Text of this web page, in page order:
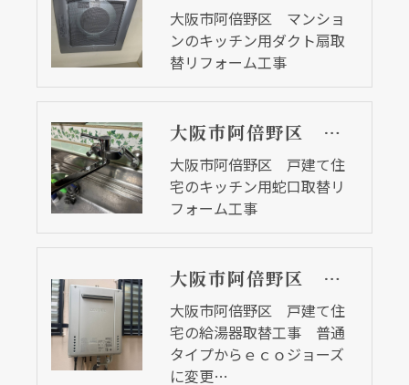
大阪市阿倍野区 マンショ
ンのキッチン用ダクト扇取
替リフォーム工事
大阪市阿倍野区 戸建て住宅のキッチン用蛇口取替リフォーム工事
大阪市阿倍野区 戸建て住
宅のキッチン用蛇口取替リ
フォーム工事
大阪市阿倍野区 戸建て住宅の給湯器取替工事 普通タイプからｅｃｏジョーズに変更しました
大阪市阿倍野区 戸建て住
宅の給湯器取替工事 普通
タイプからｅｃｏジョーズ
に変更…